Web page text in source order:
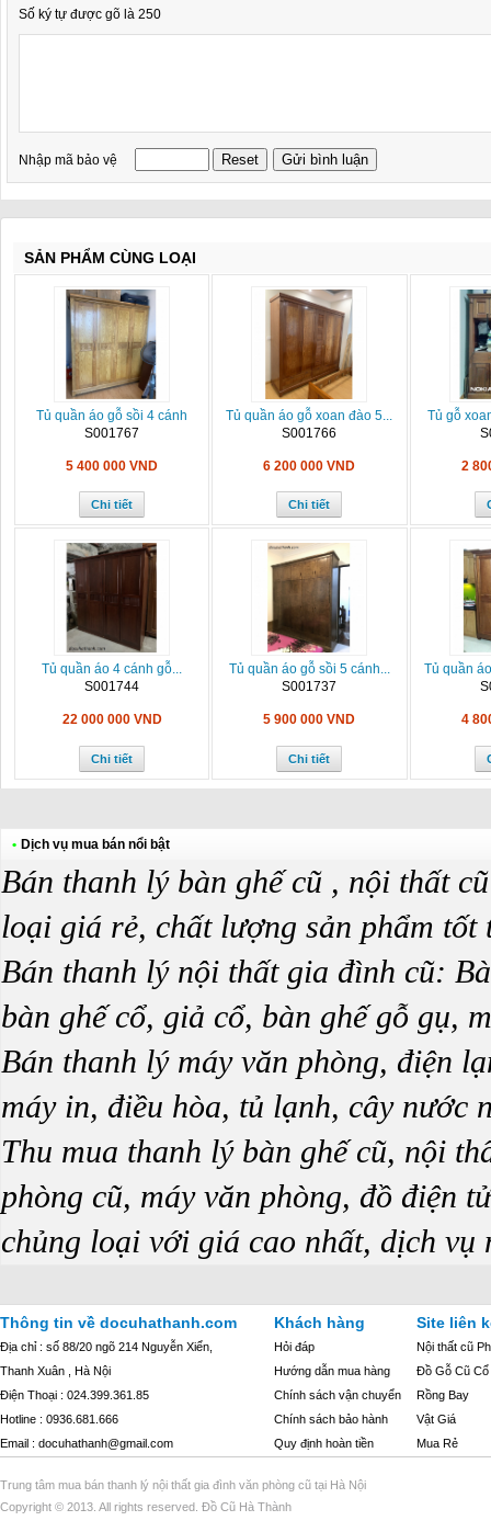
Số ký tự được gõ là 250
Nhập mã bảo vệ
SẢN PHẨM CÙNG LOẠI
Tủ quần áo gỗ sồi 4 cánh
S001767
5 400 000 VND
Chi tiết
Tủ quần áo gỗ xoan đào 5...
S001766
6 200 000 VND
Chi tiết
Tủ gỗ
2
Tủ quần áo 4 cánh gỗ...
S001744
22 000 000 VND
Chi tiết
Tủ quần áo gỗ sồi 5 cánh...
S001737
5 900 000 VND
Chi tiết
Tủ quần
4
• Dịch vụ mua bán nổi bật
Bán thanh lý bàn ghế cũ , nội thất
loại giá rẻ, chất lượng sản phẩm tốt
Bán thanh lý nội thất gia đình cũ:
bàn ghế cổ, giả cổ, bàn ghế gỗ gụ,
Bán thanh lý máy văn phòng, điện
máy in, điều hòa, tủ lạnh, cây nước
Thu mua thanh lý bàn ghế cũ, nội
phòng cũ, máy văn phòng, đồ điện
chủng loại với giá cao nhất, dịch vụ
Thông tin về docuhathanh.com
Địa chỉ : số 88/20 ngõ 214 Nguyễn Xiển,
Thanh Xuân , Hà Nội
Điện Thoại : 024.399.361.85
Hotline : 0936.681.666
Email : docuhathanh@gmail.com
Khách hàng
Hỏi đáp
Hướng dẫn mua hàng
Chính sách vận chuyển
Chính sách bảo hành
Quy định hoàn tiền
Site liên
Nội thất cũ
Đồ Gỗ Cũ Cổ
Rồng Bay
Vật Giá
Mua Rẻ
Trung tâm mua bán thanh lý nội thất gia đình văn phòng cũ tại Hà Nội
Copyright © 2013. All rights reserved. Đồ Cũ Hà Thành